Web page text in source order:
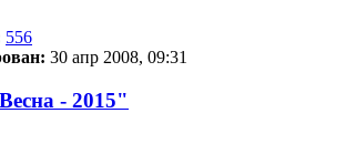
556
30 апр 2008, 09:31
- 2015"